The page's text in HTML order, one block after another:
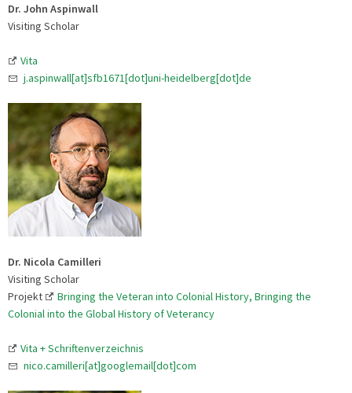
Dr. John Aspinwall
Visiting Scholar
Vita
j.aspinwall[at]sfb1671[dot]uni-heidelberg[dot]de
Dr. Nicola Camilleri
Visiting Scholar
Projekt
Bringing the Veteran into Colonial History, Bringing the
Colonial into the Global History of Veterancy
Vita + Schriftenverzeichnis
nico.camilleri[at]googlemail[dot]com